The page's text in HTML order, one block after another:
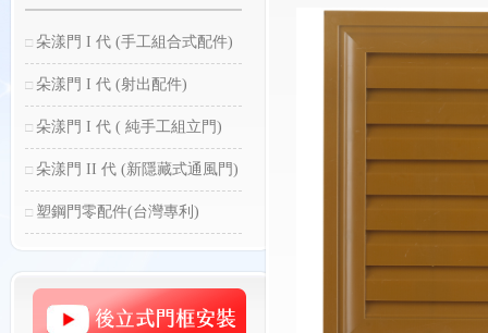
朵漾門 I 代 (手工組合式配件)
朵漾門 I 代 (射出配件)
朵漾門 I 代 ( 純手工組立門)
朵漾門 II 代 (新隱藏式通風門)
塑鋼門零配件(台灣專利)